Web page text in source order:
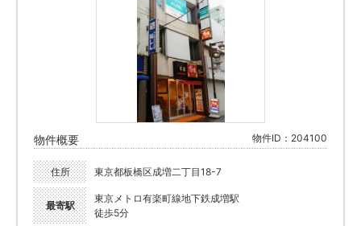
物件概要 物件ID：204100
住所 東京都板橋区成増二丁目18-7
最寄駅
東京メトロ有楽町線地下鉄成増駅
徒歩5分